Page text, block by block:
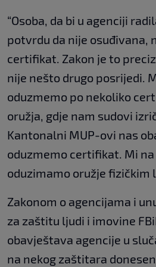
“Osoba, da bi u agenciji
potvrdu da nije osuđivana,
certifikat. Zakon je to
nije nešto drugo posrijedi.
oduzmemo po nekoliko
oružja, gdje nam sudovi
Kantonalni MUP-ovi nas
oduzmemo certifikat. Mi
oduzimamo oružje fizičkim
Zakonom o agencijama i
za zaštitu ljudi i imovine
obavještava agencije u
na nekog zaštitara